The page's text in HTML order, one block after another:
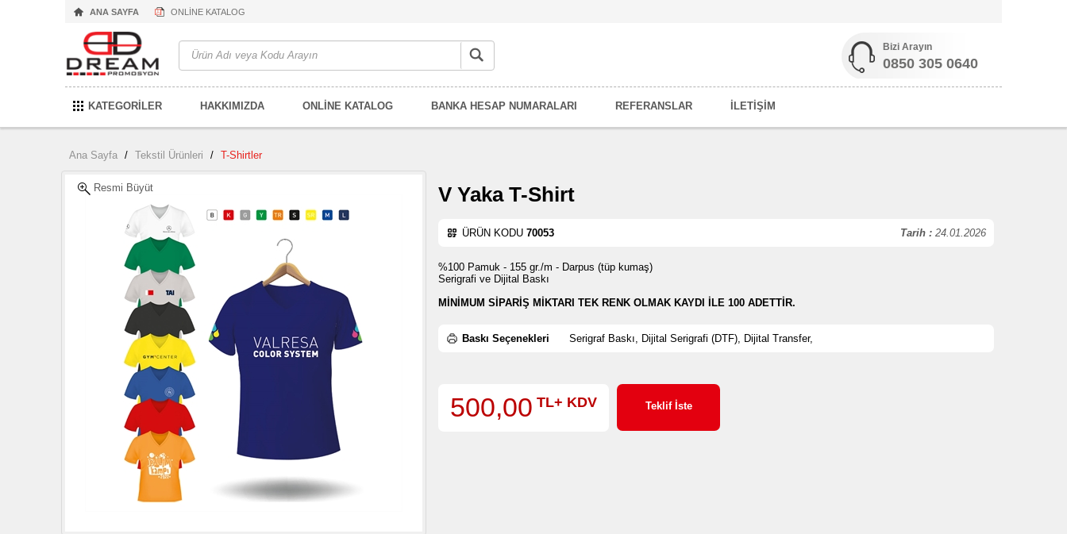
ANA SAYFA ONLİNE KATALOG
Bizi Arayın
0850 305 0640
KATEGORİLER HAKKIMIZDA ONLİNE KATALOG BANKA HESAP NUMARALARI REFERANSLAR İLETİŞİM
Ana Sayfa / Tekstil Ürünleri / T-Shirtler
Resmi Büyüt V Yaka T-Shirt
Tarih : 24.01.2026
ÜRÜN KODU 70053
%100 Pamuk - 155 gr./m - Darpus (tüp kumaş)
Serigrafi ve Dijital Baskı
MİNİMUM SİPARİŞ MİKTARI TEK RENK OLMAK KAYDI İLE 100 ADETTİR.
Baskı Seçenekleri Serigraf Baskı, Dijital Serigrafi (DTF), Dijital Transfer,
500,00 TL+ KDV Teklif İste